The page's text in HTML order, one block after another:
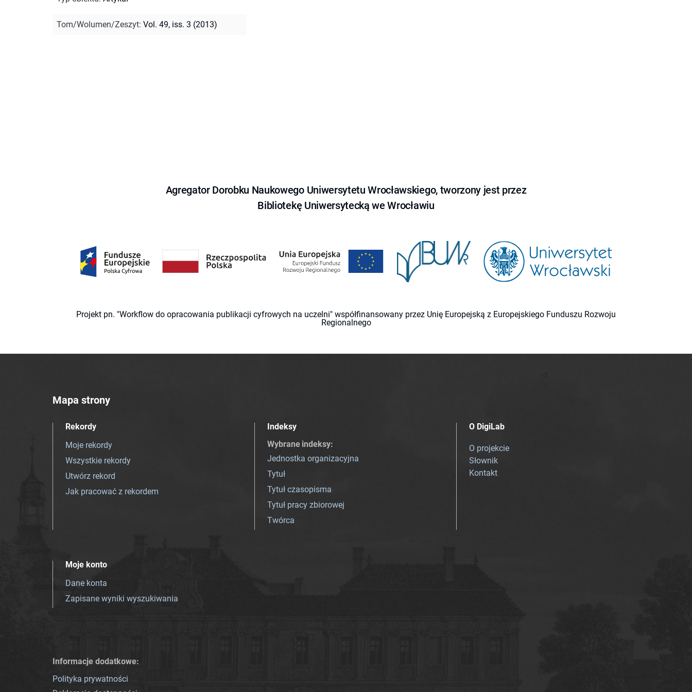
Tom/Wolumen/Zeszyt: Vol. 49, iss. 3 (2013)
Agregator Dorobku Naukowego Uniwersytetu Wrocławskiego, tworzony jest przez
Bibliotekę Uniwersytecką we Wrocławiu
Projekt pn. "Workflow do opracowania publikacji cyfrowych na uczelni" współfinansowany przez Unię Europejską z Europejskiego Funduszu Rozwoju
Regionalnego
Mapa strony
Rekordy
Moje rekordy
Wszystkie rekordy
Utwórz rekord
Jak pracować z rekordem
Indeksy
Wybrane indeksy:
Jednostka organizacyjna
Tytuł
Tytuł czasopisma
Tytuł pracy zbiorowej
Twórca
O DigiLab
O projekcie
Słownik
Kontakt
Moje konto
Dane konta
Zapisane wyniki wyszukiwania
Informacje dodatkowe:
Polityka prywatności